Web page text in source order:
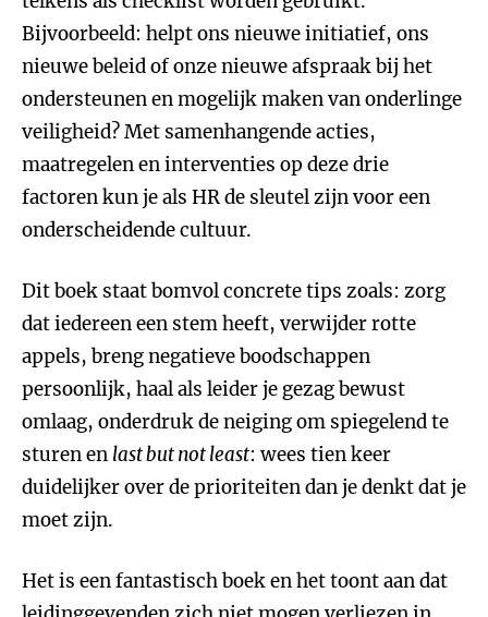
Bijvoorbeeld: helpt ons nieuwe initiatief, ons
nieuwe beleid of onze nieuwe afspraak bij het
ondersteunen en mogelijk maken van onderlinge
veiligheid? Met samenhangende acties,
maatregelen en interventies op deze drie
factoren kun je als HR de sleutel zijn voor een
onderscheidende cultuur.
Dit boek staat bomvol concrete tips zoals: zorg
dat iedereen een stem heeft, verwijder rotte
appels, breng negatieve boodschappen
persoonlijk, haal als leider je gezag bewust
omlaag, onderdruk de neiging om spiegelend te
sturen en last but not least: wees tien keer
duidelijker over de prioriteiten dan je denkt dat je
moet zijn.
Het is een fantastisch boek en het toont aan dat